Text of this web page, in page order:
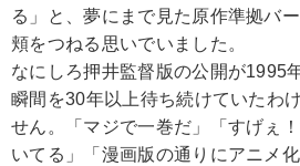
る」と、夢にまで見た原作準拠バ
頬をつねる思いでいました。
なにしろ押井監督版の公開が1995
瞬間を30年以上待ち続けていたわ
せん。「マジで一巻だ」「すげぇ
いてる」「漫画版の通りにアニメ